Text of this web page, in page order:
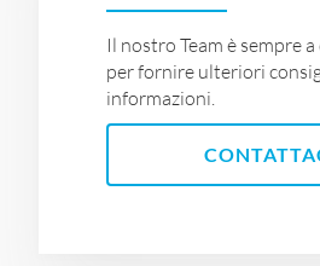
Il nostro Team è sempre
per fornire ulteriori
informazioni.